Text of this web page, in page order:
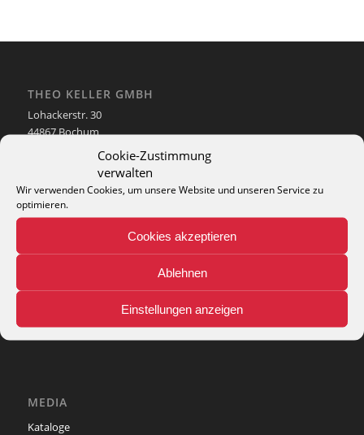
Cookie-Zustimmung
verwalten
Wir verwenden Cookies, um unsere Website und unseren Service zu
optimieren.
Cookies akzeptieren
Ablehnen
Einstellungen anzeigen
THEO KELLER GMBH
Lohackerstr. 30
44867 Bochum
phone: + 49 (2327) 3083 - 20
info@theko-collection.com
INFO
MEDIA
Kataloge